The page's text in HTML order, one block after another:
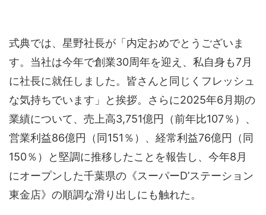
式典では、星野社長が「内定おめでとうございま
す。当社は今年で創業30周年を迎え、私自身も7月
に社長に就任しました。皆さんと同じくフレッシュ
な気持ちでいます」と挨拶。さらに2025年6月期の
業績について、売上高3,751億円（前年比107％）、
営業利益86億円（同151％）、経常利益76億円（同
150％）と堅調に推移したことを報告し、今年8月
にオープンした千葉県の《スーパーD’ステーション
東金店》の順調な滑り出しにも触れた。